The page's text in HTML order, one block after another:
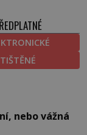
TIŠTĚNÉ
nebo vážná